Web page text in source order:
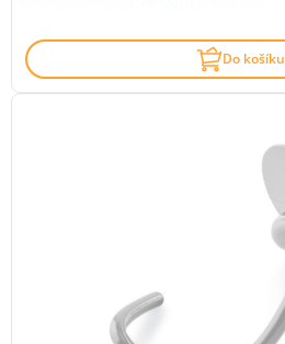
Do košíku